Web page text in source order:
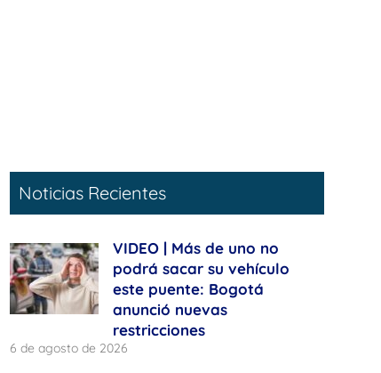
Noticias Recientes
VIDEO | Más de uno no
podrá sacar su vehículo
este puente: Bogotá
anunció nuevas
restricciones
6 de agosto de 2026